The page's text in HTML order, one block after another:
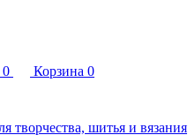
0 Корзина 0